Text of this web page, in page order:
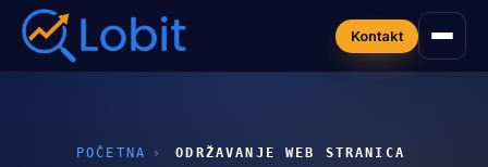
Kontakt
POČETNA › ODRŽAVANJE WEB STRANICA